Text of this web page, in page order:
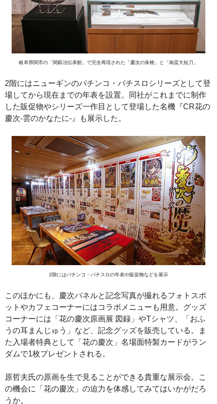
岐阜県関市の「関鍛冶伝承館」で完全再現された「慶次の朱槍」と「南蛮大短刀」
2階にはニューギンのパチンコ・パチスロシリーズとして登
場してから現在までの年表を設置。同社がこれまでに制作
した販促物やシリーズ一作目として登場した名機『CR花の
慶次-雲のかなたに-』も展示した。
2階にはパチンコ・パチスロの年表や販促物などを展示
このほかにも、慶次パネルと記念写真が撮れるフォトスポ
ットやカフェコーナーにはコラボメニューも用意。グッズ
コーナーには「花の慶次原画展 図録」やTシャツ、「おふ
うの耳まんじゅう」など、記念グッズを販売している。ま
た入場者特典として「花の慶次」名場面特製カードがラン
ダムで1枚プレゼントされる。
原哲夫氏の原画を生で見ることができる貴重な展示会。こ
の機会に「花の慶次」の迫力を体感してみてはいかがだろ
うか。